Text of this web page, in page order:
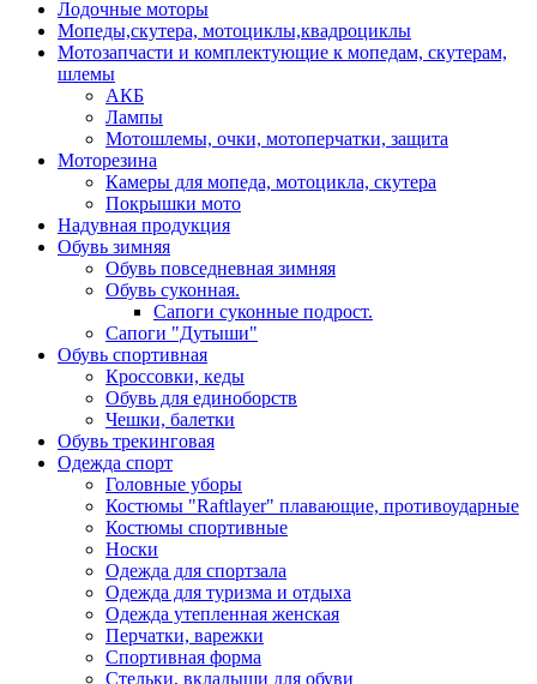
Лодочные моторы
Мопеды,скутера, мотоциклы,квадроциклы
Мотозапчасти и комплектующие к мопедам, скутерам,
шлемы
АКБ
Лампы
Мотошлемы, очки, мотоперчатки, защита
Моторезина
Камеры для мопеда, мотоцикла, скутера
Покрышки мото
Надувная продукция
Обувь зимняя
Обувь повседневная зимняя
Обувь суконная.
Сапоги суконные подрост.
Сапоги "Дутыши"
Обувь спортивная
Кроссовки, кеды
Обувь для единоборств
Чешки, балетки
Обувь трекинговая
Одежда спорт
Головные уборы
Костюмы "Raftlayer" плавающие, противоударные
Костюмы спортивные
Носки
Одежда для спортзала
Одежда для туризма и отдыха
Одежда утепленная женская
Перчатки, варежки
Спортивная форма
Стельки, вкладыши для обуви